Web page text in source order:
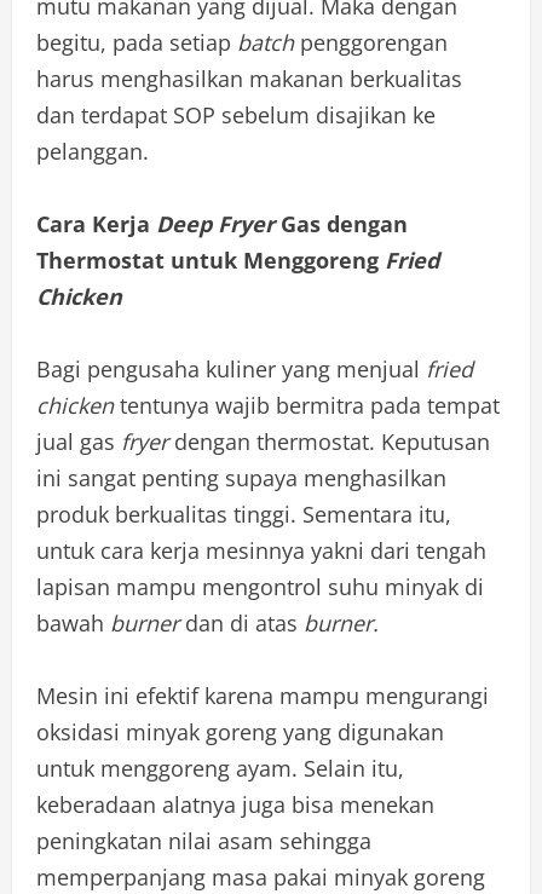
mutu makanan yang dijual. Maka dengan
begitu, pada setiap batchpenggorengan
harus menghasilkan makanan berkualitas
dan terdapat SOP sebelum disajikan ke
pelanggan.
Cara Kerja Deep FryerGas dengan
Thermostat untuk Menggoreng Fried
Chicken
Bagi pengusaha kuliner yang menjual fried
chickententunya wajib bermitra pada tempat
jual gas fryerdengan thermostat. Keputusan
ini sangat penting supaya menghasilkan
produk berkualitas tinggi. Sementara itu,
untuk cara kerja mesinnya yakni dari tengah
lapisan mampu mengontrol suhu minyak di
bawah burnerdan di atas burner.
Mesin ini efektif karena mampu mengurangi
oksidasi minyak goreng yang digunakan
untuk menggoreng ayam. Selain itu,
keberadaan alatnya juga bisa menekan
peningkatan nilai asam sehingga
memperpanjang masa pakai minyak goreng